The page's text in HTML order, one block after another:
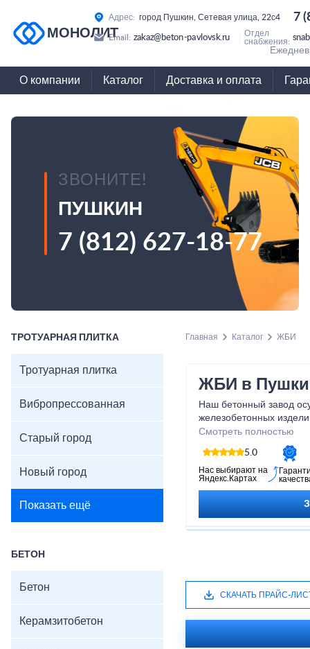
МОНОЛИТ
Адрес: город Пушкин, Сетевая улица, 22с4 7
Email: zakaz@beton-pavlovsk.ru
Отдел
снабжения:
О компании Каталог Доставка и оплата
ЗВОНИТЕ!
ПУШКИН
7 (812) 627-18-77
ТРОТУАРНАЯ ПЛИТКА
Тротуарная плитка
Вибропрессованная
Старый город
Новый город
Показать ещё
БЕТОН
Бетон
Керамзитобетон
Главная Каталог ЖБИ
ЖБИ в
Наш бетонный завод
железобетонных
дорожные плиты,
канализации,
дренажные с чугунной
заборы и другую
Смотреть полностью
5.0
Нас выбирают на
Яндекс.Картах
СКАЧАТЬ ПРАЙС-